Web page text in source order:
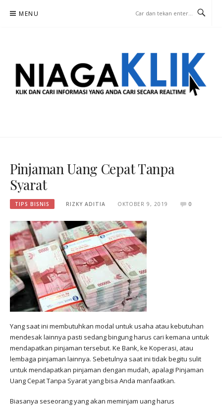
MENU
Pinjaman Uang Cepat Tanpa
Syarat
TIPS BISNIS RIZKY ADITIA OKTOBER 9, 2019 0
Yang saat ini membutuhkan modal untuk usaha atau kebutuhan
mendesak lainnya pasti sedang bingung harus cari kemana untuk
mendapatkan pinjaman tersebut. Ke Bank, ke Koperasi, atau
lembaga pinjaman lainnya. Sebetulnya saat ini tidak begitu sulit
untuk mendapatkan pinjaman dengan mudah, apalagi Pinjaman
Uang Cepat Tanpa Syaratyang bisa Anda manfaatkan.
Biasanya seseorang yang akan meminjam uang harus